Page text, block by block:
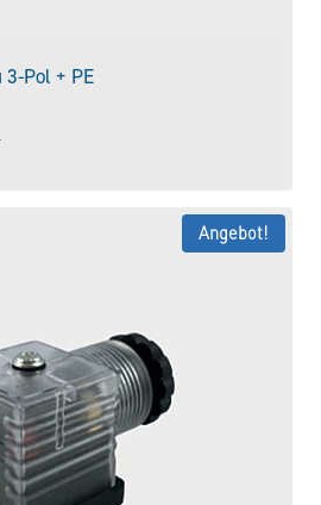
Pol + PE
Angebot!